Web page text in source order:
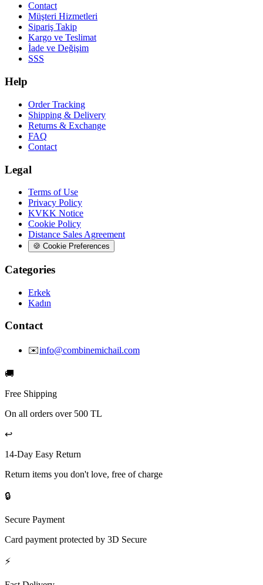
Contact
Müşteri Hizmetleri
Sipariş Takip
Kargo ve Teslimat
İade ve Değişim
SSS
Help
Order Tracking
Shipping & Delivery
Returns & Exchange
FAQ
Contact
Legal
Terms of Use
Privacy Policy
KVKK Notice
Cookie Policy
Distance Sales Agreement
🍪 Cookie Preferences
Categories
Erkek
Kadın
Contact
✉️info@combinemichail.com
🚚
Free Shipping
On all orders over 500 TL
↩️
14-Day Easy Return
Return items you don't love, free of charge
🔒
Secure Payment
Card payment protected by 3D Secure
⚡